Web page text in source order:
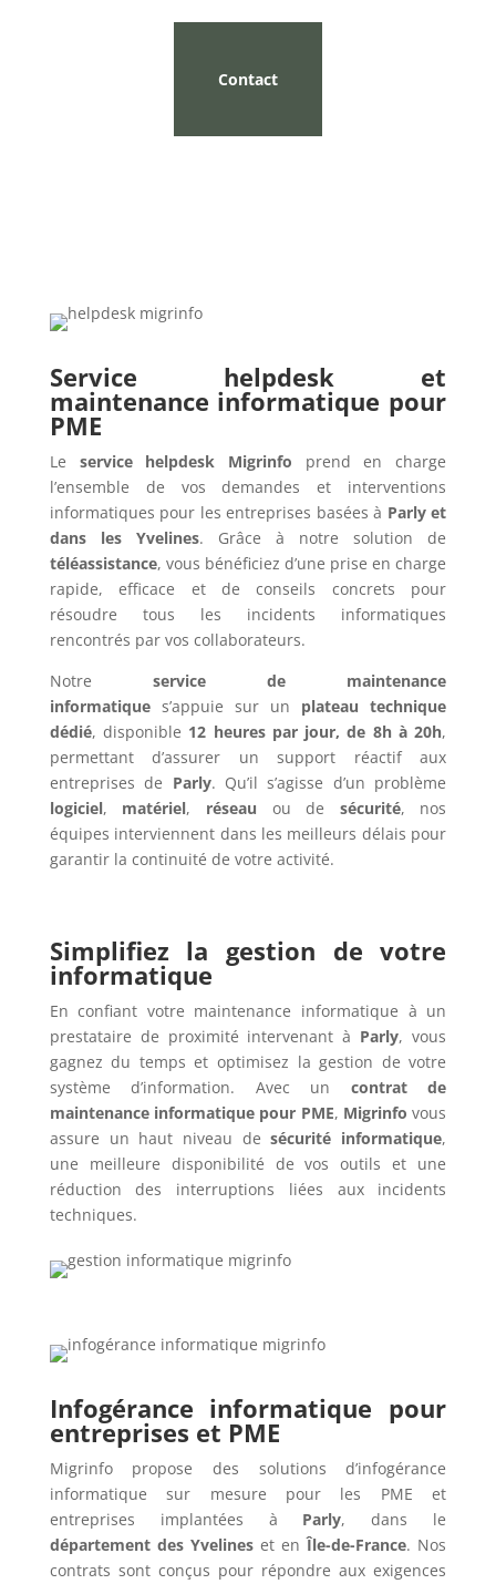
Contact
Service helpdesk et
maintenance informatique pour
PME
Le service helpdesk Migrinfo prend en charge
l’ensemble de vos demandes et interventions
informatiques pour les entreprises basées à Parly et
dans les Yvelines. Grâce à notre solution de
téléassistance, vous bénéficiez d’une prise en charge
rapide, efficace et de conseils concrets pour
résoudre tous les incidents informatiques
rencontrés par vos collaborateurs.
Notre service de maintenance
informatiques’appuie sur un plateau technique
dédié, disponible 12 heures par jour, de 8h à 20h,
permettant d’assurer un support réactif aux
entreprises de Parly. Qu’il s’agisse d’un problème
logiciel, matériel, réseau ou de sécurité, nos
équipes interviennent dans les meilleurs délais pour
garantir la continuité de votre activité.
Simplifiez la gestion de votre
informatique
En confiant votre maintenance informatique à un
prestataire de proximité intervenant à Parly, vous
gagnez du temps et optimisez la gestion de votre
système d’information. Avec un contrat de
maintenance informatique pour PME, Migrinfo vous
assure un haut niveau desécurité informatique,
une meilleure disponibilité de vos outils et une
réduction des interruptions liées aux incidents
techniques.
Infogérance informatique pour
entreprises et PME
Migrinfo propose des solutions d’infogérance
informatique sur mesure pour les PME et
entreprises implantées à Parly, dans le
département des Yvelineset enÎle-de-France. Nos
contrats sont conçus pour répondre aux exigences